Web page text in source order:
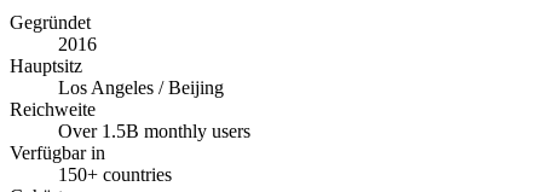
Gegründet
2016
Hauptsitz
Los Angeles / Beijing
Reichweite
Over 1.5B monthly users
Verfügbar in
150+ countries